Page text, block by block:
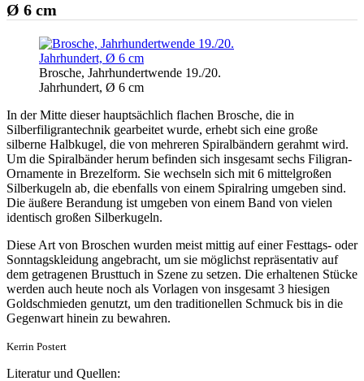
Ø 6 cm
Brosche, Jahrhundertwende 19./20.
Jahrhundert, Ø 6 cm
In der Mitte dieser hauptsächlich flachen Brosche, die in
Silberfiligrantechnik gearbeitet wurde, erhebt sich eine große
silberne Halbkugel, die von mehreren Spiralbändern gerahmt wird.
Um die Spiralbänder herum befinden sich insgesamt sechs Filigran-
Ornamente in Brezelform. Sie wechseln sich mit 6 mittelgroßen
Silberkugeln ab, die ebenfalls von einem Spiralring umgeben sind.
Die äußere Berandung ist umgeben von einem Band von vielen
identisch großen Silberkugeln.
Diese Art von Broschen wurden meist mittig auf einer Festtags- oder
Sonntagskleidung angebracht, um sie möglichst repräsentativ auf
dem getragenen Brusttuch in Szene zu setzen. Die erhaltenen Stücke
werden auch heute noch als Vorlagen von insgesamt 3 hiesigen
Goldschmieden genutzt, um den traditionellen Schmuck bis in die
Gegenwart hinein zu bewahren.
Kerrin Postert
Literatur und Quellen: